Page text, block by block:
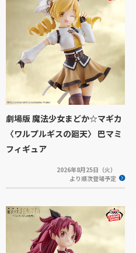
劇場版 魔法少女まどか☆マギカ
〈ワルプルギスの廻天〉 巴マミ
フィギュア
2026年8月25日（火）
より順次登場予定